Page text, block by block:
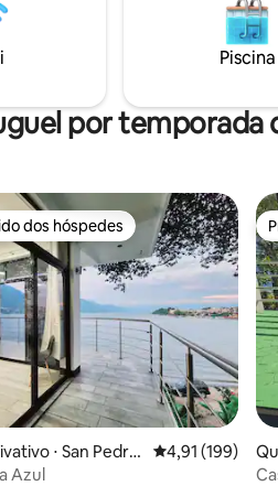
Piscina
por temporada
preferidos dos hóspedes
dos hóspedes
⋅ San Pedro
4,91 de uma
4,91 (199)
Azul
La